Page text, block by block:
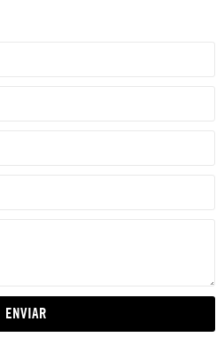
ENVIAR